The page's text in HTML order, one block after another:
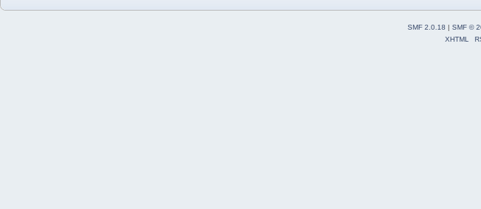
SMF 2.0.18 | SMF ©
XHTML